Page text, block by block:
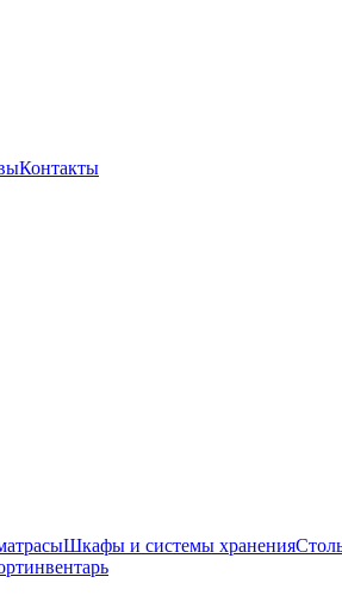
Контакты
Шкафы и системы хранения